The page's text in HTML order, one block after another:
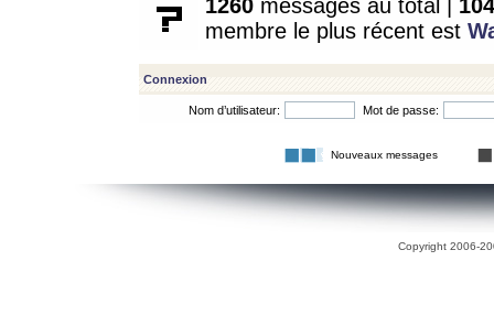
1260 messages au total | 104
membre le plus récent est
Connexion
Nom d’utilisateur: Mot de passe:
Nouveaux messages
Copyright 2006-